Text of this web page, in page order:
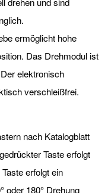
ermöglicht hohe
Das Drehmodul ist
elektronisch
verschleißfrei.
nach Katalogblatt
Taste erfolgt
erfolgt ein
oder 180° Drehung